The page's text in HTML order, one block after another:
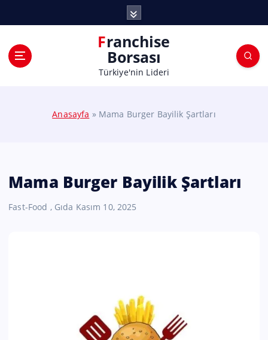
Franchise
Borsası
Türkiye'nin Lideri
Anasayfa » Mama Burger Bayilik Şartları
Mama Burger Bayilik Şartları
Fast-Food , Gıda Kasım 10, 2025